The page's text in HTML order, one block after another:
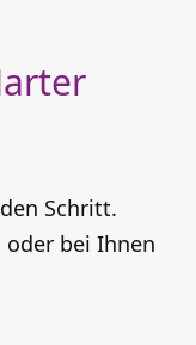
Schritt.
bei Ihnen